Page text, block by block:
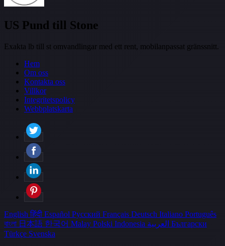
US Pund till Stone
Exakta lb till st omvandlingar med ett rent, mobilanpassat gränssnitt.
Hem
Om oss
Kontakta oss
Villkor
Integritetspolicy
Webbplatskarta
Englishहिंदी Español Русский Français Deutsch Italiano Português
বাংলা 日本語 한국어 Malay Polski Indonesia
Български
Türkçe Svenska